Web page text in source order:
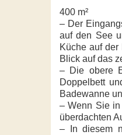
400 m²
– Der
auf den See
Küche auf
Blick auf das
– Die obere
Doppelbett
Badewanne
– Wenn Sie
überdachten
– In diesem